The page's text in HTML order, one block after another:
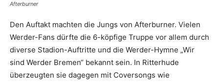
Afterburner
Den Auftakt machten die Jungs von Afterburner. Vielen
Werder-Fans dürfte die 6-köpfige Truppe vor allem durch
diverse Stadion-Auftritte und die Werder-Hymne „Wir
sind Werder Bremen“ bekannt sein. In Ritterhude
überzeugten sie dagegen mit Coversongs wie